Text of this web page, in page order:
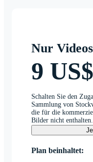
Nur Videos
9 US$
Schalten Sie den
Sammlung von
die für die
Bilder nicht enthalten.
Plan beinhaltet: